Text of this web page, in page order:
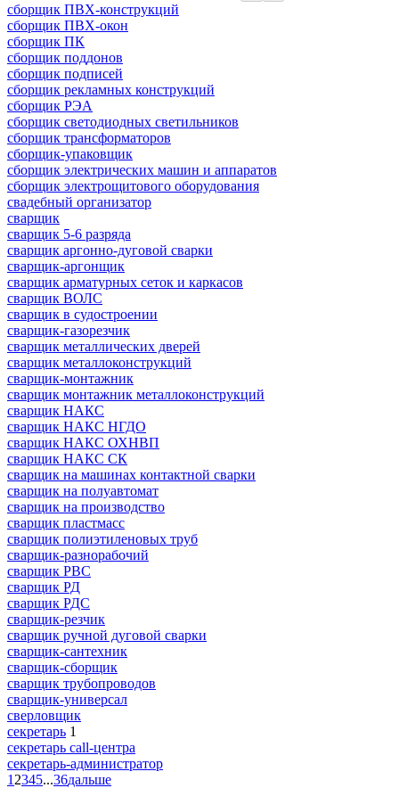
сборщик ПВХ-конструкций
сборщик ПВХ-окон
сборщик ПК
сборщик поддонов
сборщик подписей
сборщик рекламных конструкций
сборщик РЭА
сборщик светодиодных светильников
сборщик трансформаторов
сборщик-упаковщик
сборщик электрических машин и аппаратов
сборщик электрощитового оборудования
свадебный организатор
сварщик
сварщик 5-6 разряда
сварщик аргонно-дуговой сварки
сварщик-аргонщик
сварщик арматурных сеток и каркасов
сварщик ВОЛС
сварщик в судостроении
сварщик-газорезчик
сварщик металлических дверей
сварщик металлоконструкций
сварщик-монтажник
сварщик монтажник металлоконструкций
сварщик НАКС
сварщик НАКС НГДО
сварщик НАКС ОХНВП
сварщик НАКС СК
сварщик на машинах контактной сварки
сварщик на полуавтомат
сварщик на производство
сварщик пластмасс
сварщик полиэтиленовых труб
сварщик-разнорабочий
сварщик РВС
сварщик РД
сварщик РДС
сварщик-резчик
сварщик ручной дуговой сварки
сварщик-сантехник
сварщик-сборщик
сварщик трубопроводов
сварщик-универсал
сверловщик
секретарь 1
секретарь call-центра
секретарь-администратор
1 2345...36дальше